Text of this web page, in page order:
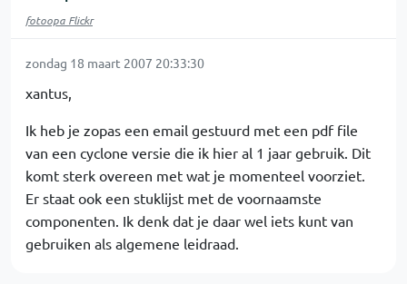
fotoopa Flickr
zondag 18 maart 2007 20:33:30
xantus,
Ik heb je zopas een email gestuurd met een pdf file
van een cyclone versie die ik hier al 1 jaar gebruik. Dit
komt sterk overeen met wat je momenteel voorziet.
Er staat ook een stuklijst met de voornaamste
componenten. Ik denk dat je daar wel iets kunt van
gebruiken als algemene leidraad.